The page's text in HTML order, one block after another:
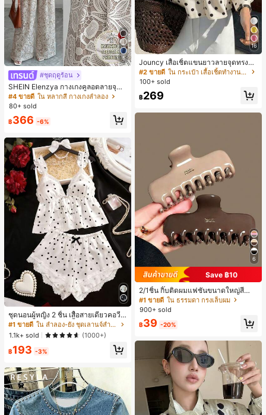
5
#ชุดฤดูร้อน
SHEIN Elenzya กางเกงคูลอตลายจุดเ
อวสูงแบบใหม่สำหรับฤดูใบไม้ผลิ/ฤดูร้อ
น, สไตล์หรูหราเหมาะสำหรับใส่ในชีวิต
ทจสำหรับฤดูรับปริญญา, เทศกาลดนตร
#4 ขายดี ใน หลากสี กางเกงลำลอง
80+ sold
฿366 -6%
ชุดนอนผู้หญิง 2 ชิ้น เสื้อสายเดี่ยวคอวีลู
กไม้ พร้อมกางเกงขาสั้นแต่งลูกไม้ แต่ง
โบว์ที่เอว ชุดลำลองผู้หญิงนุ่มสบายน่ารั
ก สไตล์เอสเธติก
#1 ขายดี
ใน ลำลอง-ยัง ชุดเลานจ์สำหรับผู้หญิง
1.1k+ sold
(1000+)
฿193 -3%
16
Jouncy เสื้อเชิ้ตแขนยาวลายจุดทรงหล
วมสำหรับผู้หญิง
#2 ขายดี
ใน กระเป๋า เสื้อเชิ้ตทำงานมีกระเป๋า
100+ sold
฿269
6
Save ฿10
2/1ชิ้น กิ๊บติดผมแฟชั่นขนาดใหญ่สีน้ำ
ตาลชานมสำหรับผู้หญิง เหมาะสำหรับก
ารอาบน้ำ ล้างหน้า และจัดแต่งทรงผม
#1 ขายดี ใน ธรรมดา กรงเล็บผม
900+ sold
฿39 -20%